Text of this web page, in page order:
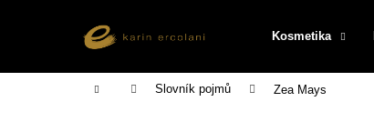
Kosmetika
Domů Slovník pojmů Zea Mays
í
Zpět
do
Zpět
do